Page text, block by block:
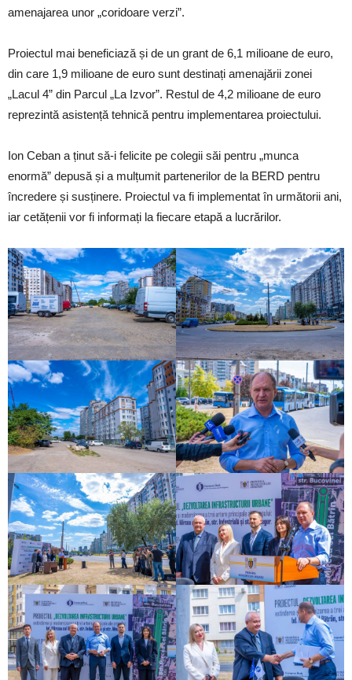
amenajarea unor „coridoare verzi”.
Proiectul mai beneficiază și de un grant de 6,1 milioane de euro,
din care 1,9 milioane de euro sunt destinați amenajării zonei
„Lacul 4” din Parcul „La Izvor”. Restul de 4,2 milioane de euro
reprezintă asistență tehnică pentru implementarea proiectului.
Ion Ceban a ținut să-i felicite pe colegii săi pentru „munca
enormă” depusă și a mulțumit partenerilor de la BERD pentru
încredere și susținere. Proiectul va fi implementat în următorii ani,
iar cetățenii vor fi informați la fiecare etapă a lucrărilor.